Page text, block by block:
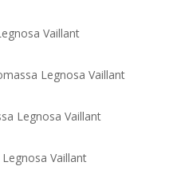
Vaillant
Legnosa Vaillant
Legnosa Vaillant
Vaillant